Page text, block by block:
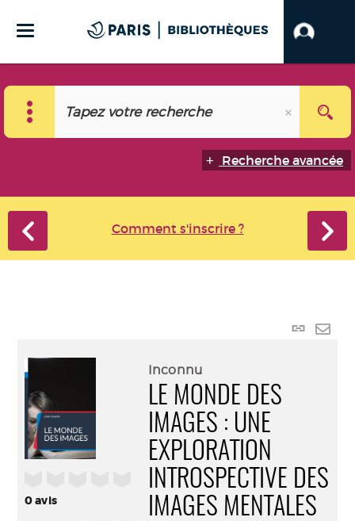
Recherche avancée
Comment s'inscrire ?
Lien
0avis
Inconnu
LE MONDE DES
IMAGES : UNE
EXPLORATION
INTROSPECTIVE DES
IMAGES MENTALES